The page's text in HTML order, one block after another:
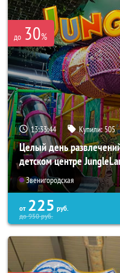
до 30%
13:33:43 Купили:505
Целый день
детском центре
Звенигородская
от 225 руб.
до950руб.